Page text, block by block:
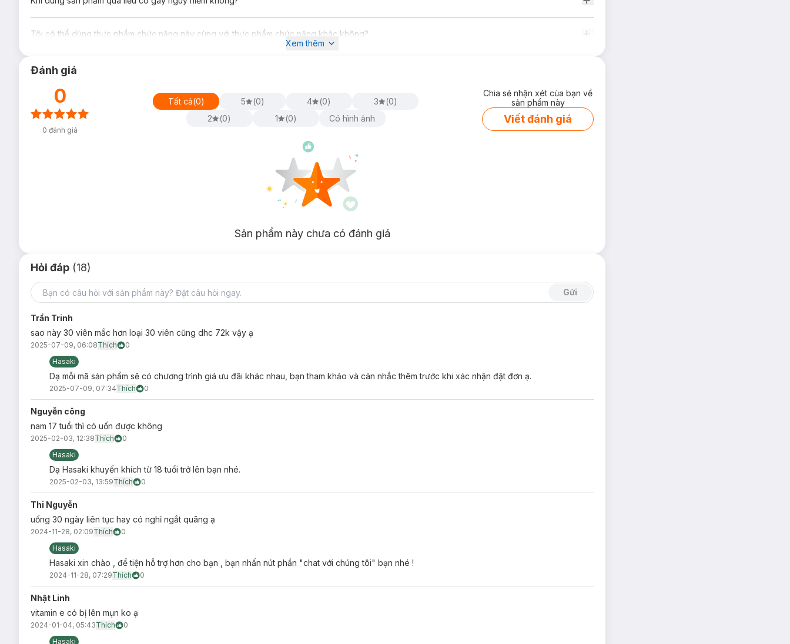
Cung cấp độ ẩm để cải thiện tình trạng da khô & thô ráp, giúp da ẩm mượt và mềm mại.
Cải thiện sức khỏe, bổ sung dinh dưỡng cho những người có chế độ ăn uống thiếu chất.
Bảo quản:
Nơi khô ráo, thoáng mát, tránh ánh sáng mặt trời.
Đóng kín miệng túi sau khi sử dụng.
Lưu ý:
Thực phẩm này không phải là thuốc, không có tác dụng thay thế thuốc chữa bệnh.
Tôi có thể dùng thực phẩm chức năng này cùng với thực phẩm chức năng khác không?
Xem thêm
Đánh giá
0
0 đánh giá
Tất cả(0) 5 (0) 4 (0) 3 (0)
2
(0) 1 (0) Có hình ảnh
Chia sẻ nhận xét của bạn về
sản phẩm này
Viết đánh giá
Sản phẩm này chưa có đánh giá
Hỏi đáp (18)
Gửi
Trần Trinh
sao này 30 viên mắc hơn loại 30 viên cũng dhc 72k vậy ạ
2025-07-09, 06:08Thích
0
Hasaki
Dạ mỗi mã sản phẩm sẽ có chương trình giá ưu đãi khác nhau, bạn tham khảo và cân nhắc thêm trước khi xác nhận đặt đơn ạ.
2025-07-09, 07:34Thích 0
Nguyễn công
nam 17 tuổi thì có uốn được không
2025-02-03, 12:38Thích
0
Hasaki
Dạ Hasaki khuyến khích từ 18 tuổi trở lên bạn nhé.
2025-02-03, 13:59Thích 0
Thi Nguyễn
uống 30 ngày liên tục hay có nghỉ ngắt quãng ạ
2024-11-28, 02:09Thích
0
Hasaki
Hasaki xin chào , để tiện hỗ trợ hơn cho bạn , bạn nhấn nút phần "chat với chúng tôi" bạn nhé !
2024-11-28, 07:29Thích 0
Nhật Linh
vitamin e có bị lên mụn ko ạ
2024-01-04, 05:43Thích
0
Hasaki